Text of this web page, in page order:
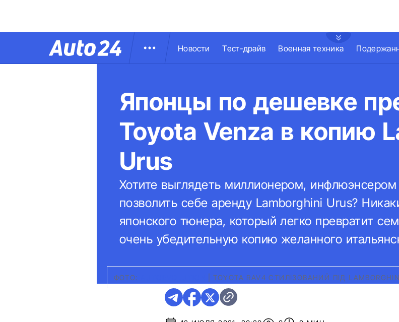
Новости Тест-драйв Военная техника
Японцы по дешевке
Toyota Venza в копию
Urus
Хотите выглядеть миллионером,
позволить себе аренду Lamborghini Urus?
японского тюнера, который легко превратит
очень убедительную копию желанного
ФОТО: TOYOTA RAV4 СТИЛІЗОВАНИЙ ПІД